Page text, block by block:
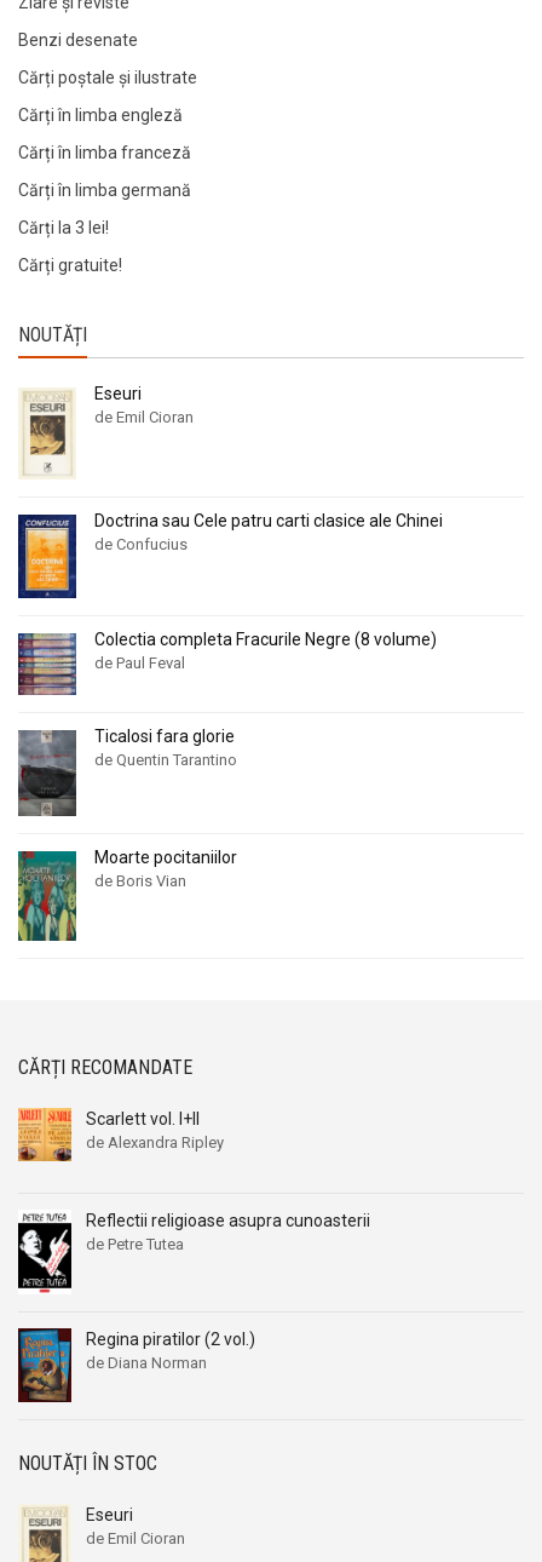
Benzi desenate
Cărți poștale și ilustrate
Cărți în limba engleză
Cărți în limba franceză
Cărți în limba germană
Cărți la 3 lei!
Cărți gratuite!
NOUTĂȚI
Eseuri
de Emil Cioran
Doctrina sau Cele patru carti clasice ale Chinei
de Confucius
Colectia completa Fracurile Negre (8 volume)
de Paul Feval
Ticalosi fara glorie
de Quentin Tarantino
Moarte pocitaniilor
de Boris Vian
CĂRȚI RECOMANDATE
Scarlett vol. I+II
de Alexandra Ripley
a
fost:
este:
39,00 lei.
Reflectii religioase asupra cunoasterii
de Petre Tutea
Regina piratilor (2 vol.)
de Diana Norman
fost:
64,00 lei.
39,00 lei.
NOUTĂȚI ÎN STOC
Eseuri
de Emil Cioran